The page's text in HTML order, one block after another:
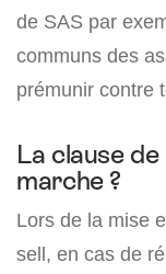
de SAS par
communs des
prémunir contre
La clause
marche ?
Lors de la mise
sell, en cas de